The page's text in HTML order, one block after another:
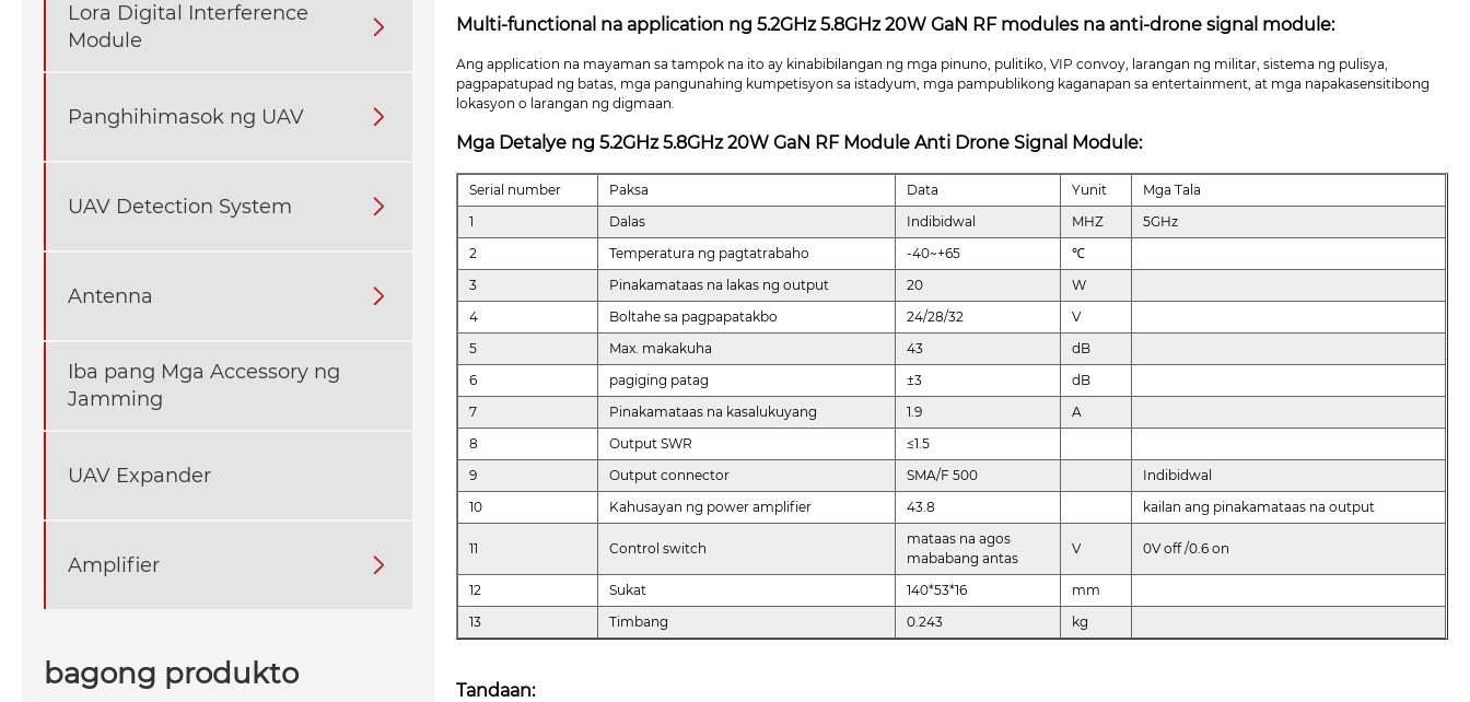
Lora Digital Interference
Module

Panghihimasok ng UAV 
UAV Detection System 
Antenna 
Iba pang Mga Accessory ng
Jamming
UAV Expander
Amplifier 
bagong produkto
Multi-functional na application ng 5.2GHz 5.8GHz 20W GaN RF modules na anti-drone signal module:
Ang application na mayaman sa tampok na ito ay kinabibilangan ng mga pinuno, pulitiko, VIP convoy, larangan ng militar, sistema ng pulisya,
pagpapatupad ng batas, mga pangunahing kumpetisyon sa istadyum, mga pampublikong kaganapan sa entertainment, at mga napakasensitibong
lokasyon o larangan ng digmaan.
Mga Detalye ng 5.2GHz 5.8GHz 20W GaN RF Module Anti Drone Signal Module:
Serial number Paksa Data Yunit
Mga Tala
1
Dalas Indibidwal MHZ
5GHz
2
Temperatura ng pagtatrabaho -40~+65
℃
3
Pinakamataas na lakas ng output 20
W
4
Boltahe sa pagpapatakbo 24/28/32
V
5
Max. makakuha 43
dB
6
pagiging patag ±3
dB
7
Pinakamataas na kasalukuyang 1.9
A
8
Output SWR
≤1.5
9
Output connector SMA/F 500
Indibidwal
10
Kahusayan ng power amplifier 43.8 kailan ang pinakamataas na output
11 Control switch
mataas na agos
mababang antas
V 0V off /0.6 on
12 Sukat 140*53*16
mm
13
Timbang 0.243 kg
Tandaan: